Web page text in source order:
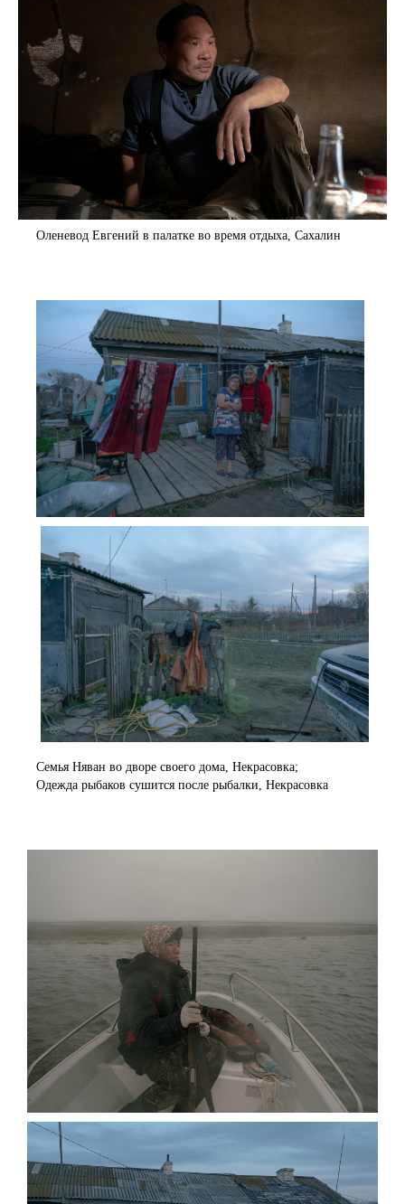
Оленевод Евгений в палатке во время отдыха, Сахалин
Семья Няван во дворе своего дома, Некрасовка;
Одежда рыбаков сушится после рыбалки, Некрасовка